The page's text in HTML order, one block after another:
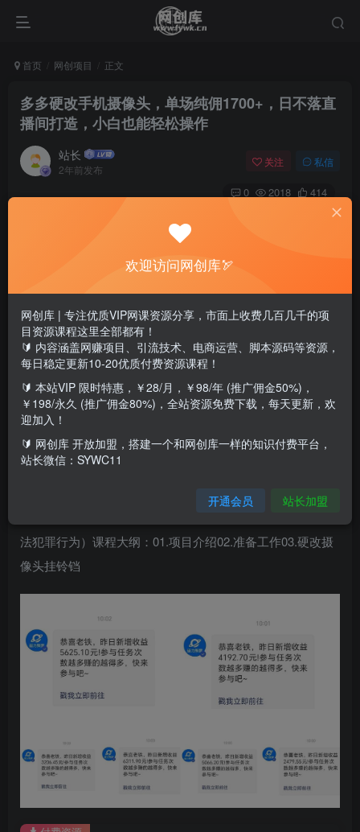
首页 网创项目 正文
多多硬改手机摄像头，单场纯佣1700+，日不落直
播间打造，小白也能轻松操作
站长
2年前发布
关注 私信
0 2018 414
通过硬改手机摄像头，把我们手机自带的摄像头功能换成AI
美女视频的形式展示给观众，然后挂上快手官方的磁力巨星
任务，一般都是挂交友类的比较多，单价在5-15元左右，也
就是说直播间有人通过你挂载的小铃铛下载安装交友应用软
件，你就可以获得这样的收益，100个下载安装就是500元，
所以收益的高低取决于你直播间观看下载的人数。简单上手
法犯罪行为）课程大纲：01.项目介绍02.准备工作03.硬改摄
像头挂铃铛
欢迎访问网创库🏹
网创库 | 专注优质VIP网课资源分享，市面上收费几百几千的项
目资源课程这里全部都有！
🔰 内容涵盖网赚项目、引流技术、电商运营、脚本源码等资源，
每日稳定更新10-20优质付费资源课程！
🔰 本站VIP 限时特惠，￥28/月，￥98/年 (推广佣金50%)，
￥198/永久 (推广佣金80%)，全站资源免费下载，每天更新，欢
迎加入！
🔰 网创库 开放加盟，搭建一个和网创库一样的知识付费平台，
站长微信：SYWC11
开通会员 站长加盟